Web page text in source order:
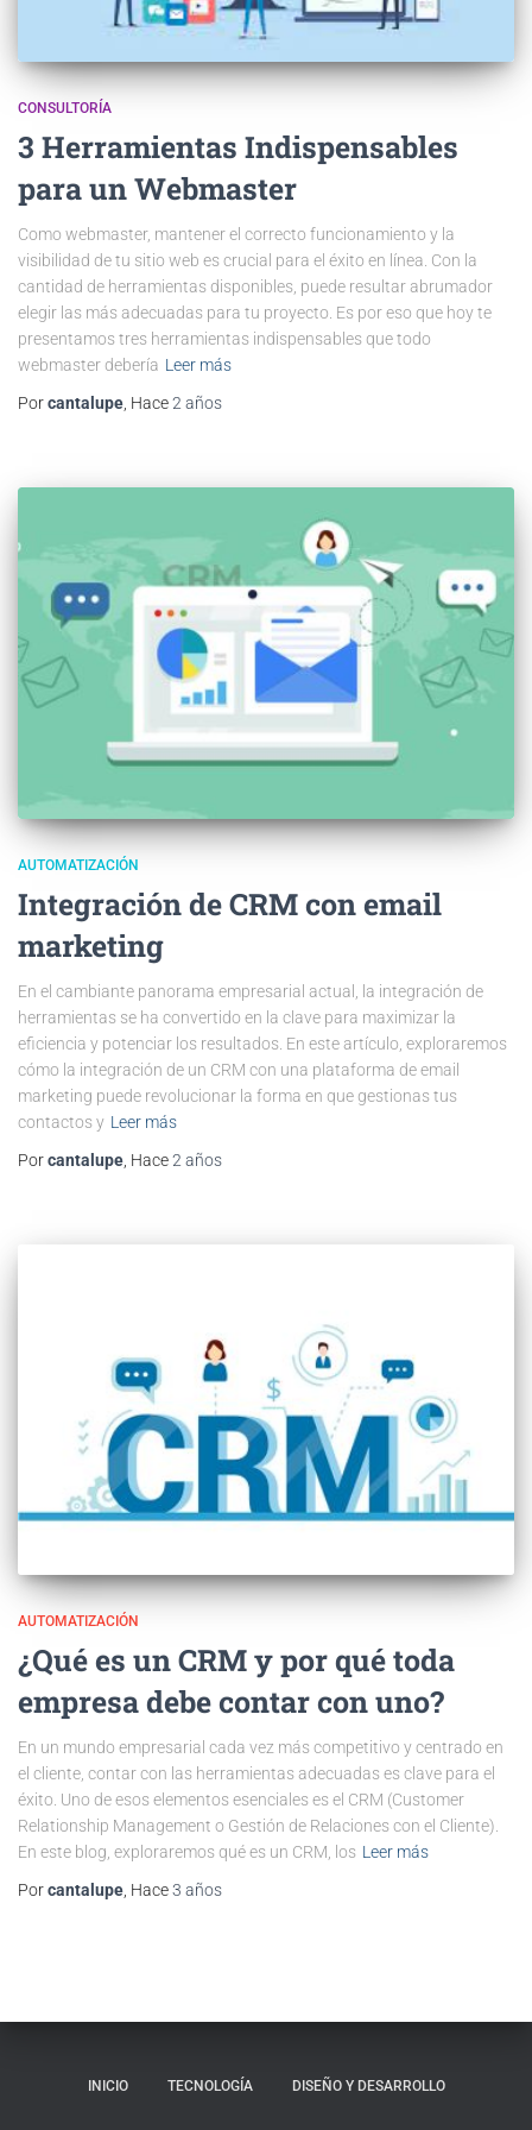
CONSULTORÍA
3 Herramientas Indispensables
para un Webmaster
Como webmaster, mantener el correcto funcionamiento y la
visibilidad de tu sitio web es crucial para el éxito en línea. Con la
cantidad de herramientas disponibles, puede resultar abrumador
elegir las más adecuadas para tu proyecto. Es por eso que hoy te
presentamos tres herramientas indispensables que todo
webmaster debería Leer más
Porcantalupe , Hace2 años
AUTOMATIZACIÓN
Integración de CRM con email
marketing
En el cambiante panorama empresarial actual, la integración de
herramientas se ha convertido en la clave para maximizar la
eficiencia y potenciar los resultados. En este artículo, exploraremos
cómo la integración de un CRM con una plataforma de email
marketing puede revolucionar la forma en que gestionas tus
contactos y Leer más
Porcantalupe , Hace2 años
AUTOMATIZACIÓN
¿Qué es un CRM y por qué toda
empresa debe contar con uno?
En un mundo empresarial cada vez más competitivo y centrado en
el cliente, contar con las herramientas adecuadas es clave para el
éxito. Uno de esos elementos esenciales es el CRM (Customer
Relationship Management o Gestión de Relaciones con el Cliente).
En este blog, exploraremos qué es un CRM, los Leer más
Porcantalupe, Hace3 años
INICIO TECNOLOGÍA DISEÑO Y DESARROLLO